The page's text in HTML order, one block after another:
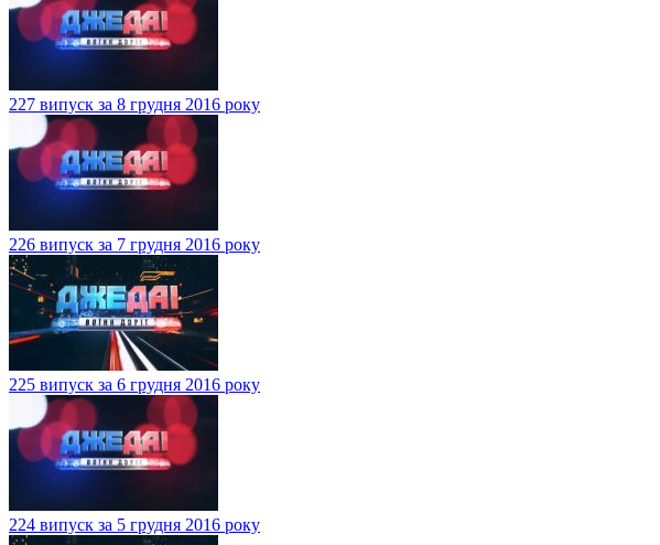
227 випуск за 8 грудня 2016 року
226 випуск за 7 грудня 2016 року
225 випуск за 6 грудня 2016 року
224 випуск за 5 грудня 2016 року